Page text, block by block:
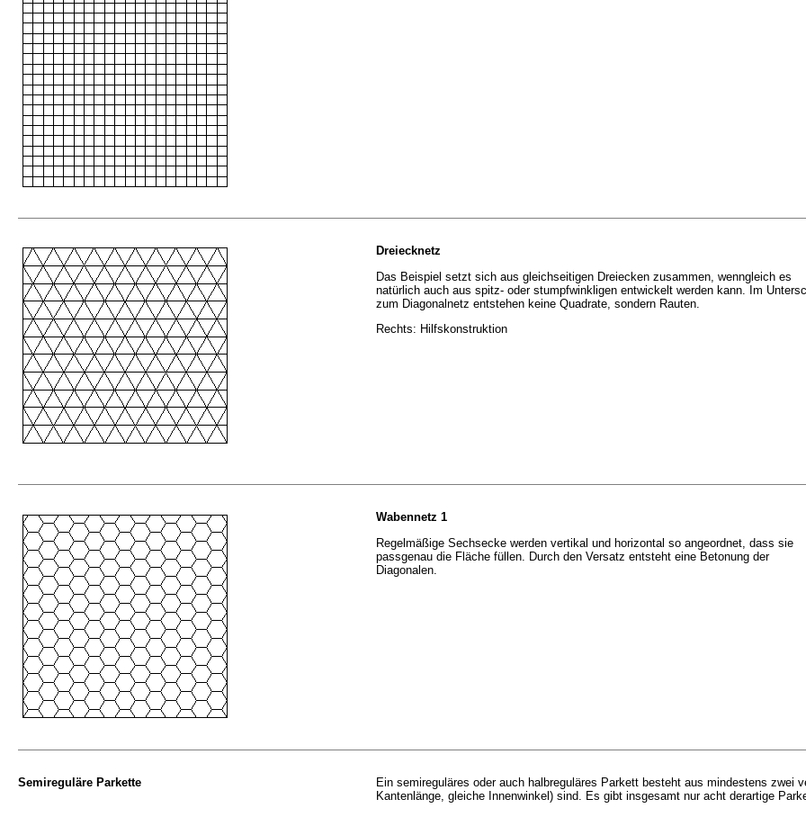
Dreiecknetz
Das Beispiel setzt sich aus gleichseitigen Dreiecken zusammen, wenngleich es
natürlich auch aus spitz- oder stumpfwinkligen entwickelt werden kann. Im
zum Diagonalnetz entstehen keine Quadrate, sondern Rauten.
Rechts: Hilfskonstruktion
Wabennetz 1
Regelmäßige Sechsecke werden vertikal und horizontal so angeordnet, dass sie
passgenau die Fläche füllen. Durch den Versatz entsteht eine Betonung der
Diagonalen.
Semireguläre Parkette
Ein semireguläres oder auch halbreguläres Parkett besteht aus mindestens zwei
Kantenlänge, gleiche Innenwinkel) sind. Es gibt insgesamt nur acht derartige